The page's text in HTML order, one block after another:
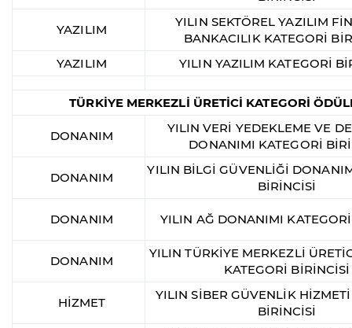
YAZILIM
YILIN SEKTÖREL YAZILIM
BANKACILIK KATEGORİ
YAZILIM
YILIN YAZILIM KATEGORİ
TÜRKİYE MERKEZLİ ÜRETİCİ KATEGORİ
DONANIM
YILIN VERİ YEDEKLEME VE
DONANIMI KATEGORİ
DONANIM
YILIN BİLGİ GÜVENLİĞİ
BİRİNCİSİ
DONANIM YILIN AĞ DONANIMI
DONANIM
YILIN TÜRKİYE MERKEZLİ
KATEGORİ BİRİNCİSİ
HİZMET
YILIN SİBER GÜVENLİK
BİRİNCİSİ